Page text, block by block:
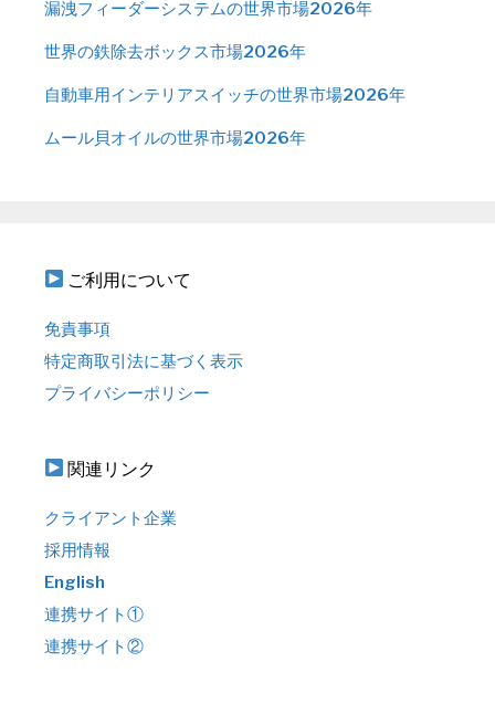
漏洩フィーダーシステムの世界市場2026年
世界の鉄除去ボックス市場2026年
自動車用インテリアスイッチの世界市場2026年
ムール貝オイルの世界市場2026年
ご利用について
免責事項
特定商取引法に基づく表示
プライバシーポリシー
関連リンク
クライアント企業
採用情報
English
連携サイト①
連携サイト②